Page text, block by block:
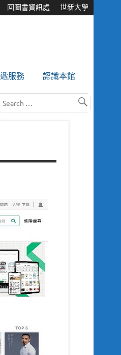
回圖書資訊處 世新大學
服務 認識本館